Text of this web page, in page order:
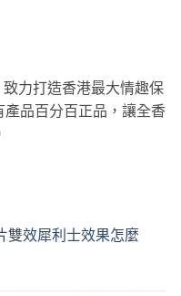
力打造香港最大情趣保
品百分百正品，讓全香
雙效犀利士效果怎麼